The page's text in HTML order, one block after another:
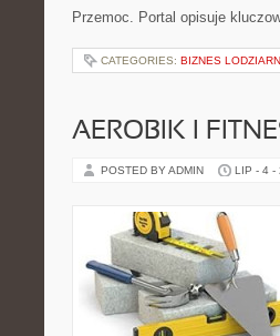
Przemoc. Portal opisuje
CATEGORIES: BIZNES
AEROBIK I
POSTED BY ADMIN LIP - 4 -